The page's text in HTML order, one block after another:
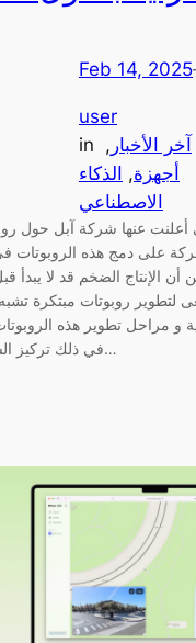
Feb 14, 2025
user
in
آخر الأخبار ,
أجهزة, الذكاء
الاصطناعي
أعلنت عنها شركة آبل حول
على دمج هذه الروبوتات
الإنتاج الضخم قد لا يبدأ
لتطوير روبوتات مبتكرة
و مراحل تطوير هذه
في ذلك تركيز الشركة…